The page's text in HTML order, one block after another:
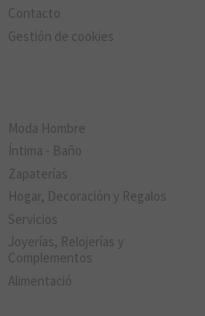
Contacto
Gestión de cookies
Moda Hombre
Íntima - Baño
Zapaterías
Hogar, Decoración y Regalos
Servicios
Joyerías, Relojerías y
Complementos
Alimentació